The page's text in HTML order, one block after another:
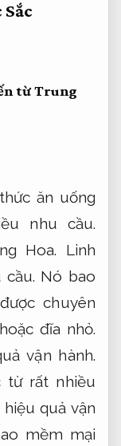
từ Trung
ăn uống
nhu cầu.
Hoa. Linh
Nó bao
chuyên
đĩa nhỏ.
vận hành.
từ rất nhiều
quả vận
mềm mại